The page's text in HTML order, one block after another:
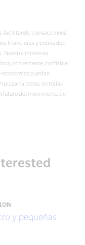
facilitando transacciones
financieras y entidades
Nuestra misión es
conveniente, confiable
economías puedan
a todos, en todas
futuro del movimiento de
y pequeñas